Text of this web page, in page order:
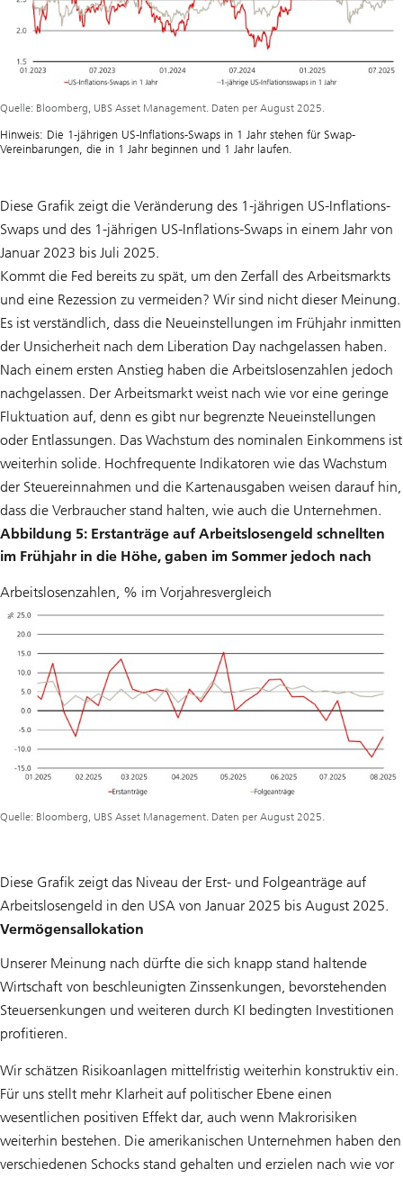
Quelle: Bloomberg, UBS Asset Management. Daten per August 2025.
Hinweis: Die 1-jährigen US-Inflations-Swaps in 1 Jahr stehen für Swap-
Vereinbarungen, die in 1 Jahr beginnen und 1 Jahr laufen.
Diese Grafik zeigt die Veränderung des 1-jährigen US-Inflations-
Swaps und des 1-jährigen US-Inflations-Swaps in einem Jahr von
Januar 2023 bis Juli 2025.
Kommt die Fed bereits zu spät, um den Zerfall des Arbeitsmarkts
und eine Rezession zu vermeiden? Wir sind nicht dieser Meinung.
Es ist verständlich, dass die Neueinstellungen im Frühjahr inmitten
der Unsicherheit nach dem Liberation Day nachgelassen haben.
Nach einem ersten Anstieg haben die Arbeitslosenzahlen jedoch
nachgelassen. Der Arbeitsmarkt weist nach wie vor eine geringe
Fluktuation auf, denn es gibt nur begrenzte Neueinstellungen
oder Entlassungen. Das Wachstum des nominalen Einkommens ist
weiterhin solide. Hochfrequente Indikatoren wie das Wachstum
der Steuereinnahmen und die Kartenausgaben weisen darauf hin,
dass die Verbraucher stand halten, wie auch die Unternehmen.
Abbildung 5: Erstanträge auf Arbeitslosengeld schnellten
im Frühjahr in die Höhe, gaben im Sommer jedoch nach
Arbeitslosenzahlen, % im Vorjahresvergleich
Quelle: Bloomberg, UBS Asset Management. Daten per August 2025.
Diese Grafik zeigt das Niveau der Erst- und Folgeanträge auf
Arbeitslosengeld in den USA von Januar 2025 bis August 2025.
Vermögensallokation
Unserer Meinung nach dürfte die sich knapp stand haltende
Wirtschaft von beschleunigten Zinssenkungen, bevorstehenden
Steuersenkungen und weiteren durch KI bedingten Investitionen
profitieren.
Wir schätzen Risikoanlagen mittelfristig weiterhin konstruktiv ein.
Für uns stellt mehr Klarheit auf politischer Ebene einen
wesentlichen positiven Effekt dar, auch wenn Makrorisiken
weiterhin bestehen. Die amerikanischen Unternehmen haben den
verschiedenen Schocks stand gehalten und erzielen nach wie vor